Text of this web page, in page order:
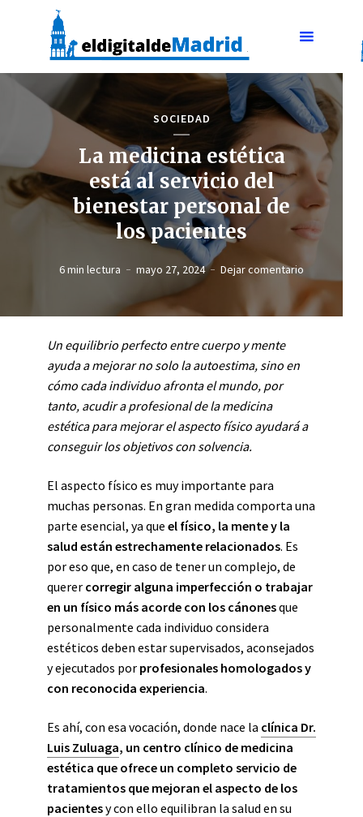
SOCIEDAD
La medicina estética
está al servicio del
bienestar personal de
los pacientes
6 min lectura mayo 27, 2024 Dejar comentario
Un equilibrio perfecto entre cuerpo y mente
ayuda a mejorar no solo la autoestima, sino en
cómo cada individuo afronta el mundo, por
tanto, acudir a profesional de la medicina
estética para mejorar el aspecto físico ayudará a
conseguir los objetivos con solvencia.
El aspecto físico es muy importante para
muchas personas. En gran medida comporta una
parte esencial, ya que el físico, la mente y la
salud están estrechamente relacionados. Es
por eso que, en caso de tener un complejo, de
querer corregir alguna imperfección o trabajar
en un físico más acorde con los cánonesque
personalmente cada individuo considera
estéticos deben estar supervisados, aconsejados
y ejecutados por profesionales homologados y
con reconocida experiencia.
Es ahí, con esa vocación, donde nace la clínica Dr.
Luis Zuluaga, un centro clínico de medicina
estética que ofrece un completo servicio de
tratamientos que mejoran el aspecto de los
pacientesy con ello equilibran la salud en su